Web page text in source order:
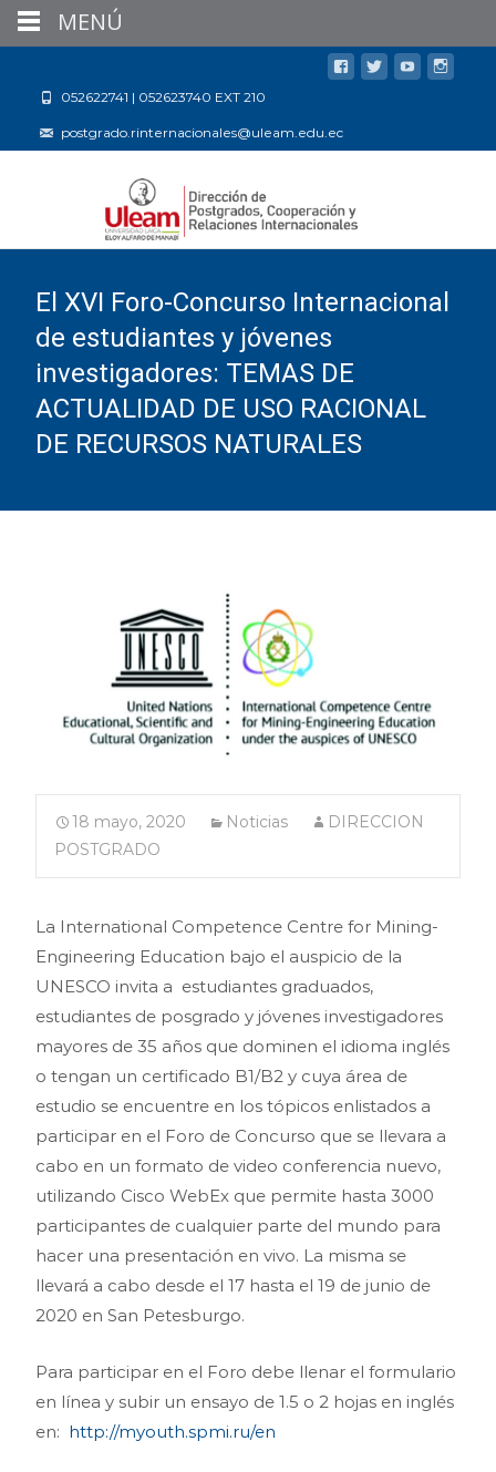
052622741 | 052623740 EXT 210
postgrado.rinternacionales@uleam.edu.ec
El XVI Foro-Concurso Internacional
de estudiantes y jóvenes
investigadores: TEMAS DE
ACTUALIDAD DE USO RACIONAL
DE RECURSOS NATURALES
18 mayo, 2020 Noticias
DIRECCION
POSTGRADO
La International Competence Centre for Mining-
Engineering Education bajo el auspicio de la
UNESCO invita a estudiantes graduados,
estudiantes de posgrado y jóvenes investigadores
mayores de 35 años que dominen el idioma inglés
o tengan un certificado B1/B2 y cuya área de
estudio se encuentre en los tópicos enlistados a
participar en el Foro de Concurso que se llevara a
cabo en un formato de video conferencia nuevo,
utilizando Cisco WebEx que permite hasta 3000
participantes de cualquier parte del mundo para
hacer una presentación en vivo. La misma se
llevará a cabo desde el 17 hasta el 19 de junio de
2020 en San Petesburgo.
Para participar en el Foro debe llenar el formulario
en línea y subir un ensayo de 1.5 o 2 hojas en inglés
en: http://myouth.spmi.ru/en
MENÚ